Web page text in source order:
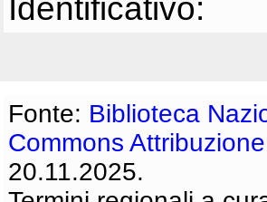
Identificativo:
Fonte: Biblioteca
Commons
20.11.2025.